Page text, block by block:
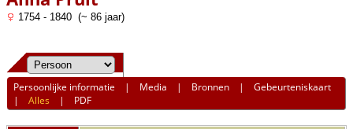
1754 - 1840 (~ 86 jaar)
Persoonlijke informatie | Media | Bronnen |Gebeurteniskaart
|Alles | PDF